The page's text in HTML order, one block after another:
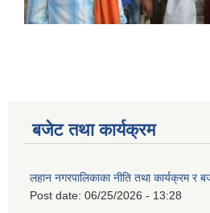
बजेट तथा कार्यक्रम
लहान नगरपालिकाका नीति तथा कार्यक्रम
Post date: 06/25/2026 - 13:28